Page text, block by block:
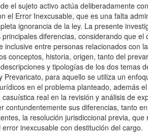
el sujeto activo actúa deliberadamente
el Error Inexcusable, que es una falta
ignorancia de la ley. La presente
diferencias, considerando que
entre personas relacionados con
conceptos, historia, origen, tanto del
y tipologías de los dos temas
para aquello se utiliza un
en el problema planteado, además
real en la revisión y análisis de
contundentemente sus diferencias, tanto
la resolución jurisdiccional previa,
inexcusable con destitución del cargo.